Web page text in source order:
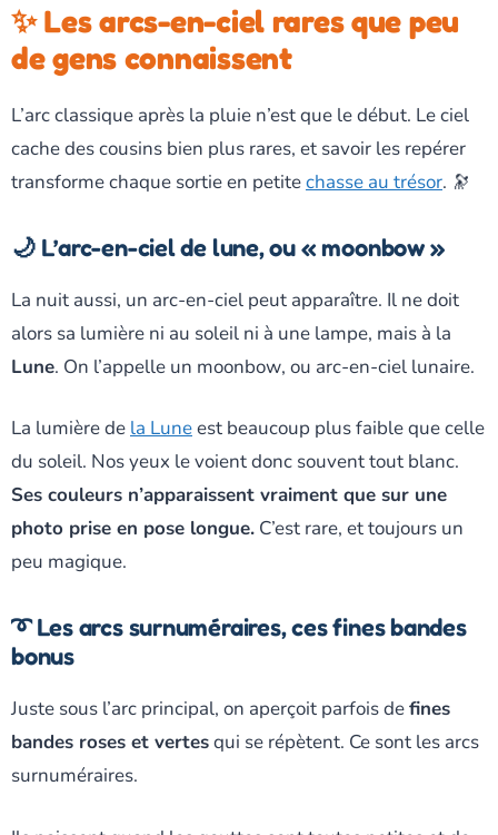
✨ Les arcs-en-ciel rares que peu
de gens connaissent
L’arc classique après la pluie n’est que le début. Le ciel
cache des cousins bien plus rares, et savoir les repérer
transforme chaque sortie en petitechasse au trésor. 🔭
🌙 L’arc-en-ciel de lune, ou « moonbow »
La nuit aussi, un arc-en-ciel peut apparaître. Il ne doit
alors sa lumière ni au soleil ni à une lampe, mais à la
Lune. On l’appelle un moonbow, ou arc-en-ciel lunaire.
La lumière de la Luneest beaucoup plus faible que celle
du soleil. Nos yeux le voient donc souvent tout blanc.
Ses couleurs n’apparaissent vraiment que sur une
photo prise en pose longue. C’est rare, et toujours un
peu magique.
➰ Les arcs surnuméraires, ces fines bandes
bonus
Juste sous l’arc principal, on aperçoit parfois defines
bandes roses et vertesqui se répètent. Ce sont les arcs
surnuméraires.